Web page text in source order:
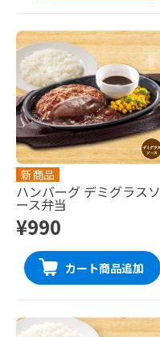
新商品
ハンバーグ デミグラスソ
ース弁当
¥990
カート商品追加